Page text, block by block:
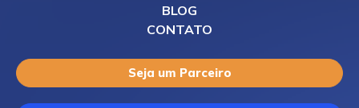
BLOG
CONTATO
Seja um Parceiro